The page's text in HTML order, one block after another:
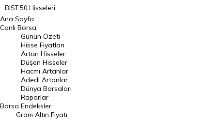
BIST 50 Hisseleri
BIST 100 Hisseleri
En Çok Artan Hisseler
En Çok Düşen Hisseler
Hacmi Artanlar
Geçmiş Kapanışlar
Dünya Borsaları
Raporlar
Ana Sayfa
Canlı Borsa
Borsa
Günün Özeti
Hisse Fiyatları
Artan Hisseler
Düşen Hisseler
Hacmi Artanlar
Adedi Artanlar
Dünya Borsaları
Raporlar
Endeksler
Gram Altın Fiyatı